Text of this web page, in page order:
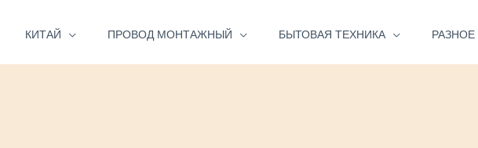
КИТАЙ ПРОВОД МОНТАЖНЫЙ БЫТОВАЯ ТЕХНИКА РАЗНОЕ